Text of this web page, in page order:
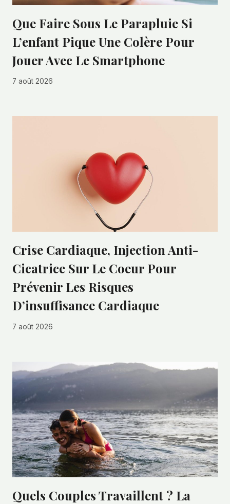
Que Faire Sous Le Parapluie Si
L’enfant Pique Une Colère Pour
Jouer Avec Le Smartphone
7 août 2026
Crise Cardiaque, Injection Anti-
Cicatrice Sur Le Coeur Pour
Prévenir Les Risques
D’insuffisance Cardiaque
7 août 2026
Quels Couples Travaillent ? La